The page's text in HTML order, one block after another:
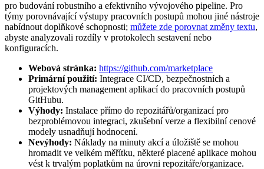
pro budování robustního a efektivního vývojového pipeline. Pro
týmy porovnávající výstupy pracovních postupů mohou jiné nástroje
nabídnout doplňkové schopnosti; můžete zde porovnat změny textu,
abyste analyzovali rozdíly v protokolech sestavení nebo
konfiguracích.
Webová stránka: https://github.com/marketplace
Primární použití: Integrace CI/CD, bezpečnostních a
projektových management aplikací do pracovních postupů
GitHubu.
Výhody: Instalace přímo do repozitářů/organizací pro
bezproblémovou integraci, zkušební verze a flexibilní cenové
modely usnadňují hodnocení.
Nevýhody: Náklady na minuty akcí a úložiště se mohou
hromadit ve velkém měřítku, některé placené aplikace mohou
vést k trvalým poplatkům na úrovni repozitáře/organizace.